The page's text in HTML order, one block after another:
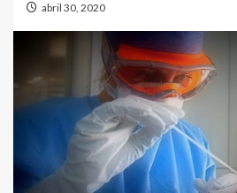
abril 30, 2020